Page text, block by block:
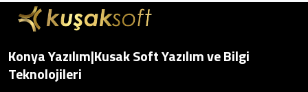
Konya Yazılım|Kusak Soft Yazılım ve Bilgi
Teknolojileri